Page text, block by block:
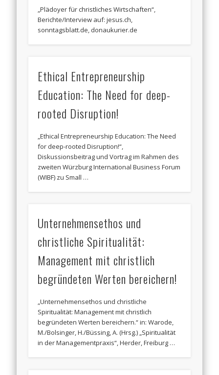
„Plädoyer für christliches Wirtschaften“,
Berichte/Interview auf: jesus.ch,
sonntagsblatt.de, donaukurier.de
Ethical Entrepreneurship
Education: The Need for deep-
rooted Disruption!
„Ethical Entrepreneurship Education: The Need
for deep-rooted Disruption!“,
Diskussionsbeitrag und Vortrag im Rahmen des
zweiten Würzburg International Business Forum
(WIBF) zu Small …
Unternehmensethos und
christliche Spiritualität:
Management mit christlich
begründeten Werten bereichern!
„Unternehmensethos und christliche
Spiritualität: Management mit christlich
begründeten Werten bereichern.“ in: Warode,
M./Bolsinger, H./Büssing, A. (Hrsg.) „Spiritualität
in der Managementpraxis“, Herder, Freiburg …